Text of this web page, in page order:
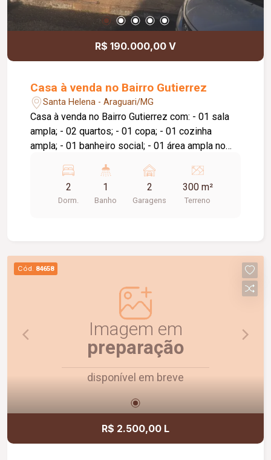
R$ 190.000,00 V
Casa à venda no Bairro Gutierrez
Santa Helena - Araguari/MG
Casa à venda no Bairro Gutierrez com: - 01 sala
ampla; - 02 quartos; - 01 copa; - 01 cozinha
ampla; - 01 banheiro social; - 01 área ampla no
garagem para 02 carros.
2
Dorm.
1
Banho
2
Garagens
300 m²
Terreno
Cód. 84658
Imagem em
preparação
disponível em breve
R$ 2.500,00 L